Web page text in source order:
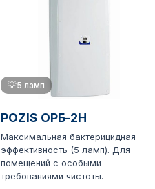
💡5 ламп
POZIS ОРБ-2Н
Максимальная бактерицидная
эффективность (5 ламп). Для
помещений с особыми
требованиями чистоты.